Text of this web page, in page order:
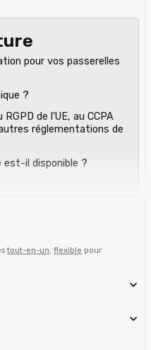
pour vos passerelles
?
de l'UE, au CCPA
réglementations de
est-il disponible ?
tout-en-un flexible pour